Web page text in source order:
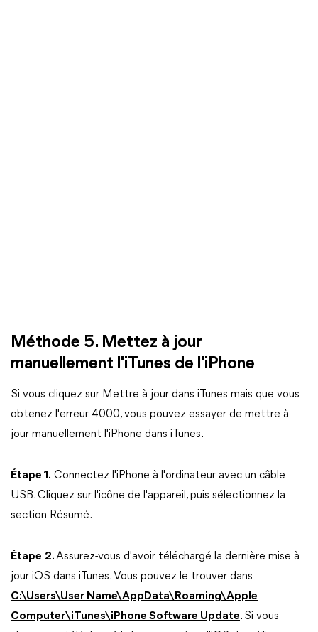
Méthode 5. Mettez à jour
manuellement l'iTunes de l'iPhone
Si vous cliquez sur Mettre à jour dans iTunes mais que vous
obtenez l'erreur 4000, vous pouvez essayer de mettre à
jour manuellement l'iPhone dans iTunes.
Étape 1. Connectez l'iPhone à l'ordinateur avec un câble
USB. Cliquez sur l'icône de l'appareil, puis sélectionnez la
section Résumé.
Étape 2.Assurez-vous d'avoir téléchargé la dernière mise à
jour iOS dans iTunes. Vous pouvez le trouver dans
C:\Users\User Name\AppData\Roaming\Apple
Computer\iTunes\iPhone Software Update. Si vous